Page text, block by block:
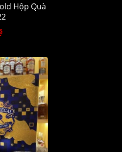
Hộp Quà